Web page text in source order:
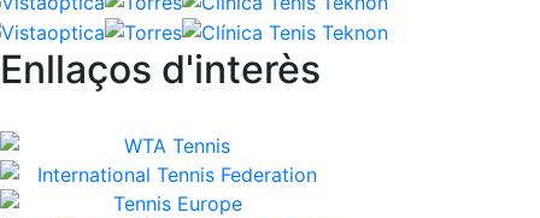
Enllaços d'interès